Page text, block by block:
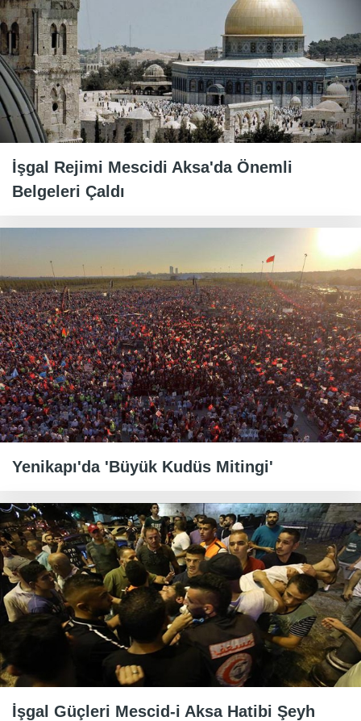
İşgal Rejimi Mescidi Aksa'da Önemli
Belgeleri Çaldı
Yenikapı'da 'Büyük Kudüs Mitingi'
İşgal Güçleri Mescid-i Aksa Hatibi Şeyh